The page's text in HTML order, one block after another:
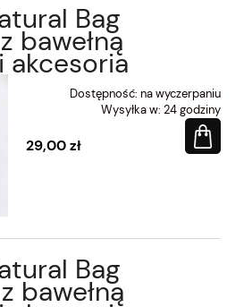
Bag
bawełną
akcesoria
Dostępność: na wyczerpaniu
Wysyłka w: 24 godziny
29,00 zł
Bag
bawełną